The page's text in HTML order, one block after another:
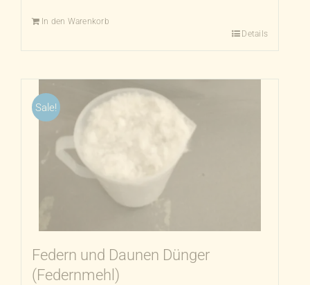
In den Warenkorb
Details
Sale!
Federn und Daunen Dünger
(Federnmehl)